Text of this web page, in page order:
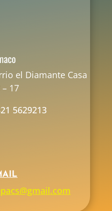
el Diamante Casa
17
5629213